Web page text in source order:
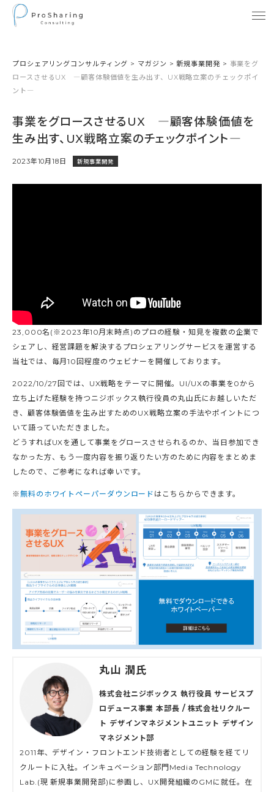
プロシェアリングコンサルティング > マガジン >新規事業開発 > 事業をグ
ロースさせるUX ―顧客体験価値を生み出す、UX戦略立案のチェックポイ
ント―
事業をグロースさせるUX ―顧客体験価値を
生み出す、UX戦略立案のチェックポイント―
2023年10月18日 新規事業開発
23,000名(※2023年10月末時点)のプロの経験・知見を複数の企業で
シェアし、経営課題を解決するプロシェアリングサービスを運営する
当社では、毎月10回程度のウェビナーを開催しております。
2022/10/27回では、UX戦略をテーマに開催。UI/UXの事業を0から
立ち上げた経験を持つニジボックス執行役員の丸山氏にお越しいただ
き、顧客体験価値を生み出すためのUX戦略立案の手法やポイントにつ
いて語っていただきました。
どうすればUXを通して事業をグロースさせられるのか、当日参加でき
なかった方、もう一度内容を振り返りたい方のために内容をまとめま
したので、ご参考になれば幸いです。
※無料のホワイトペーパーダウンロード はこちらからできます。
丸山 潤氏
株式会社ニジボックス 執行役員 サービスプ
ロデュース事業 本部長 / 株式会社リクルー
ト デザインマネジメントユニット デザイン
マネジメント部
2011年、デザイン・フロントエンド技術者としての経験を経てリ
クルートに入社。インキュベーション部門Media Technology
Lab.(現 新規事業開発部)に参画し、UX開発組織のGMに就任。在